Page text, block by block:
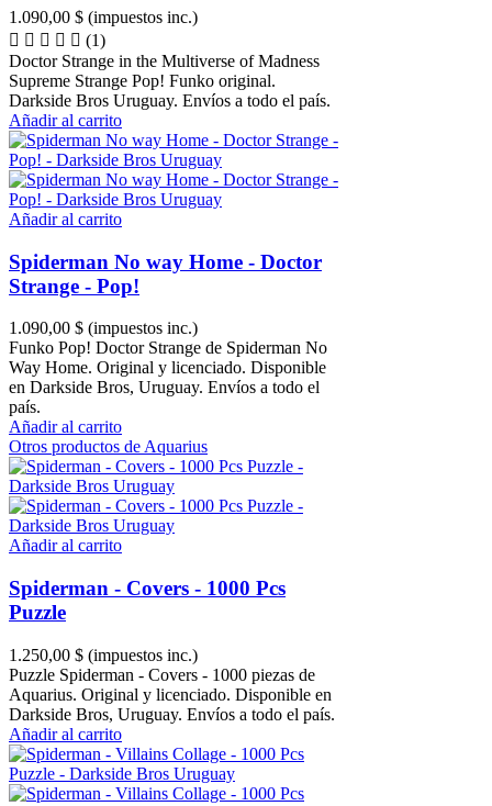
1.090,00 $ (impuestos inc.)
(1)
Doctor Strange in the Multiverse of Madness
Supreme Strange Pop! Funko original.
Darkside Bros Uruguay. Envíos a todo el país.
Añadir al carrito
Añadir al carrito
Spiderman No way Home - Doctor
Strange - Pop!
1.090,00 $ (impuestos inc.)
Funko Pop! Doctor Strange de Spiderman No
Way Home. Original y licenciado. Disponible
en Darkside Bros, Uruguay. Envíos a todo el
país.
Añadir al carrito
Otros productos de Aquarius
Añadir al carrito
Spiderman - Covers - 1000 Pcs
Puzzle
1.250,00 $ (impuestos inc.)
Puzzle Spiderman - Covers - 1000 piezas de
Aquarius. Original y licenciado. Disponible en
Darkside Bros, Uruguay. Envíos a todo el país.
Añadir al carrito